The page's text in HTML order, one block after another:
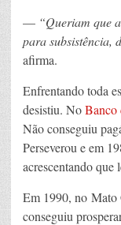
— “Queriam que
para subsistência,
afirma.
Enfrentando toda
desistiu. NoBanco
Não conseguiu
Perseverou e em
acrescentando que
Em 1990, no Mato
conseguiu